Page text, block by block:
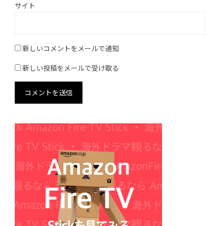
サイト
新しいコメントをメールで通知
新しい投稿をメールで受け取る